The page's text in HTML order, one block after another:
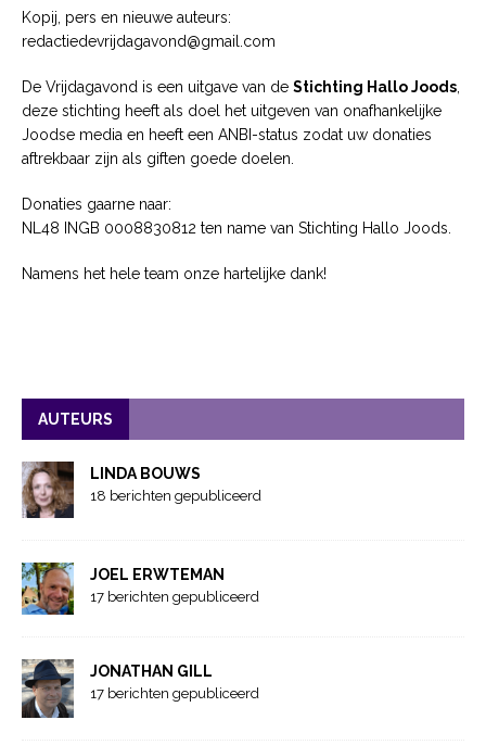
Kopij, pers en nieuwe auteurs:
redactiedevrijdagavond@gmail.com
De Vrijdagavond is een uitgave van de Stichting Hallo Joods,
deze stichting heeft als doel het uitgeven van onafhankelijke
Joodse media en heeft een ANBI-status zodat uw donaties
aftrekbaar zijn als giften goede doelen.
Donaties gaarne naar:
NL48 INGB 0008830812 ten name van Stichting Hallo Joods.
Namens het hele team onze hartelijke dank!
AUTEURS
LINDA BOUWS
18 berichten gepubliceerd
JOEL ERWTEMAN
17 berichten gepubliceerd
JONATHAN GILL
17 berichten gepubliceerd